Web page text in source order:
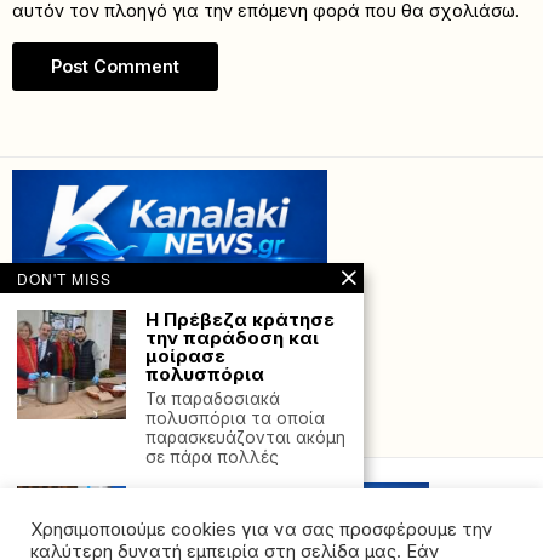
αυτόν τον πλοηγό για την επόμενη φορά που θα σχολιάσω.
by Hostville”)
Χρησιμοποιούμε cookies για να σας προσφέρουμε την
καλύτερη δυνατή εμπειρία στη σελίδα μας. Εάν
DON'T MISS
Η Πρέβεζα κράτησε
την παράδοση και
μοίρασε
πολυσπόρια
Τα παραδοσιακά
πολυσπόρια τα οποία
παρασκευάζονται ακόμη
σε πάρα πολλές
στο Πρώτο για ροές
στην Κρήτη: Το